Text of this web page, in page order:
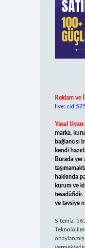
Reklam ve
Yasal Uyarı:
marka,
bağlantısı
kendi
Burada yer
hakkında
kurum ve
tesadüfidir.
ve tavsiye
Sitemiz,